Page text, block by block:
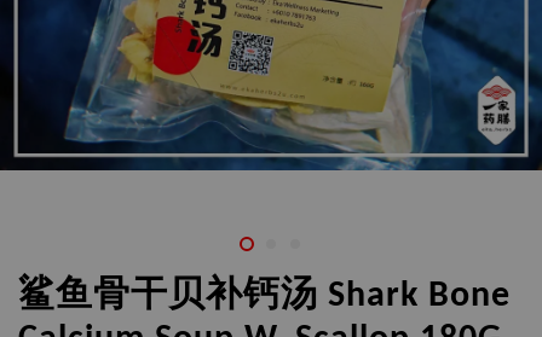
鲨鱼骨干贝补钙汤 Shark Bone